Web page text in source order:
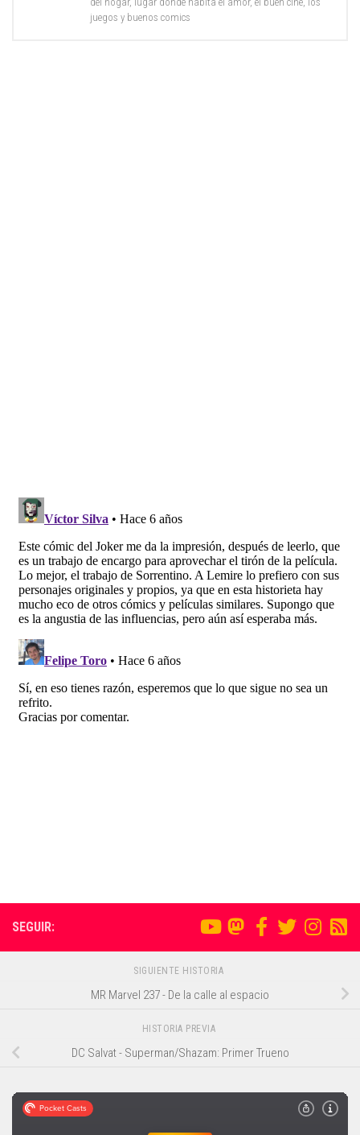
juegos y buenos comics
SEGUIR:
SIGUIENTE HISTORIA
MR Marvel 237 - De la calle al espacio
HISTORIA PREVIA
DC Salvat - Superman/Shazam: Primer Trueno